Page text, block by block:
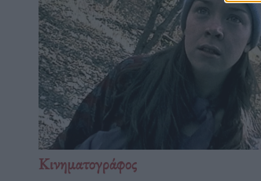
Κινηματογράφος